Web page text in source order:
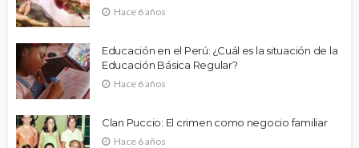
Hace 6 años
Educación en el Perú: ¿Cuál es la situación de la
Educación Básica Regular?
Hace 6 años
Clan Puccio: El crimen como negocio familiar
Hace 6 años